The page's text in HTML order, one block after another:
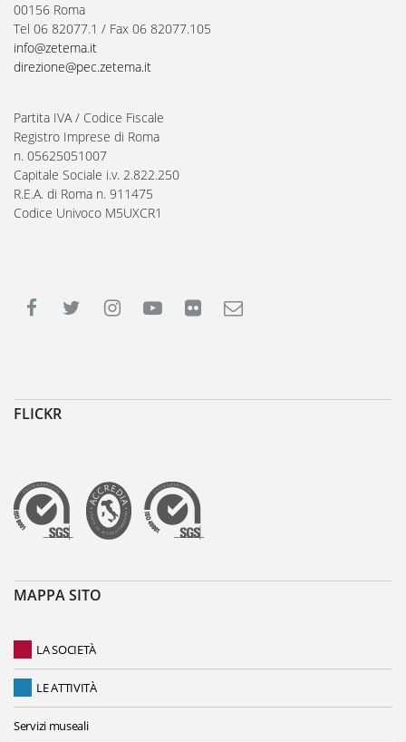
00156 Roma
Tel 06 82077.1 / Fax 06 82077.105
info@zetema.it
direzione@pec.zetema.it
Partita IVA / Codice Fiscale
Registro Imprese di Roma
n. 05625051007
Capitale Sociale i.v. 2.822.250
R.E.A. di Roma n. 911475
Codice Univoco M5UXCR1
FLICKR
MAPPA SITO
LA SOCIETÀ
LE ATTIVITÀ
Servizi museali